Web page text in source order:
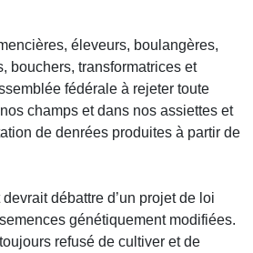
éleveurs, boulangères,
bouchers, transformatrices et
fédérale à rejeter toute
champs et dans nos assiettes et
de denrées produites à partir de
débattre d’un projet de loi
génétiquement modifiées.
refusé de cultiver et de